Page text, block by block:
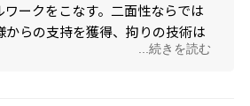
ークをこなす。二面性ならでは
からの支持を獲得、拘りの技術は
く、年代、性別問わず幅広いお客
...続きを読む